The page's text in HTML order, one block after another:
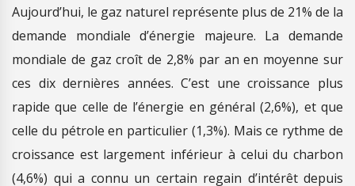
Aujourd’hui, le gaz naturel représente plus de 21% de la
demande mondiale d’énergie majeure. La demande
mondiale de gaz croît de 2,8% par an en moyenne sur
ces dix dernières années. C’est une croissance plus
rapide que celle de l’énergie en général (2,6%), et que
celle du pétrole en particulier (1,3%). Mais ce rythme de
croissance est largement inférieur à celui du charbon
(4,6%) qui a connu un certain regain d’intérêt depuis